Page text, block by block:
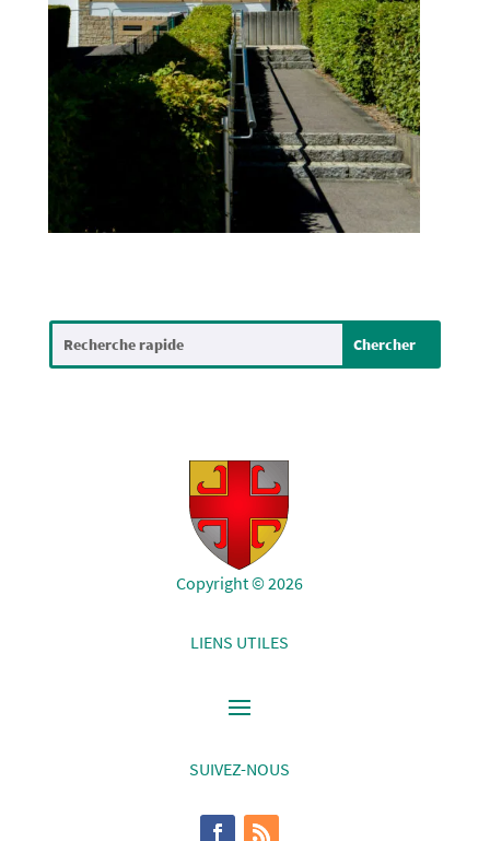
Copyright © 2026
LIENS UTILES
SUIVEZ-NOUS